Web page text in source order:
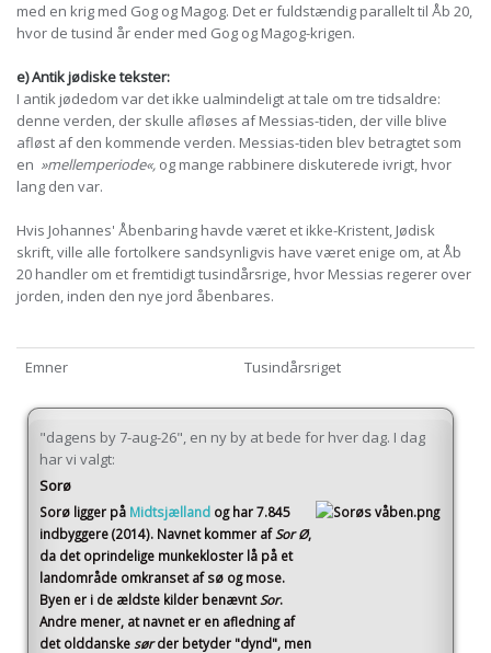
med en krig med Gog og Magog. Det er fuldstændig parallelt til Åb 20,
hvor de tusind år ender med Gog og Magog-krigen.
e) Antik jødiske tekster:
I antik jødedom var det ikke ualmindeligt at tale om tre tidsaldre:
denne verden, der skulle afløses af Messias-tiden, der ville blive
afløst af den kommende verden. Messias-tiden blev betragtet som
en »mellemperiode«, og mange rabbinere diskuterede ivrigt, hvor
lang den var.
Hvis Johannes' Åbenbaring havde været et ikke-Kristent, Jødisk
skrift, ville alle fortolkere sandsynligvis have været enige om, at Åb
20 handler om et fremtidigt tusindårsrige, hvor Messias regerer over
jorden, inden den nye jord åbenbares.
Emner Tusindårsriget
"dagens by 7-aug-26", en ny by at bede for hver dag. I dag
har vi valgt:
Sorø
Sorø ligger på Midtsjælland og har 7.845
indbyggere (2014). Navnet kommer af Sor Ø,
da det oprindelige munkekloster lå på et
landområde omkranset af sø og mose.
Byen er i de ældste kilder benævnt Sor.
Andre mener, at navnet er en afledning af
det olddanske sør der betyder "dynd", men